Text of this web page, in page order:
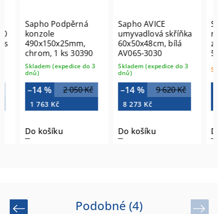
Sapho Podpěrná
konzole
490x150x25mm,
chrom, 1 ks 30390
Skladem (expedice do 3
dnů)
2 050 Kč
–14 %
1 763 Kč
Do košíku
Sapho AVICE
umyvadlová skříňka
60x50x48cm, bílá
AV065-3030
Skladem (expedice do 3
dnů)
9 620 Kč
–14 %
8 273 Kč
Do košíku
na
Do
Podobné (4)
Previous Next